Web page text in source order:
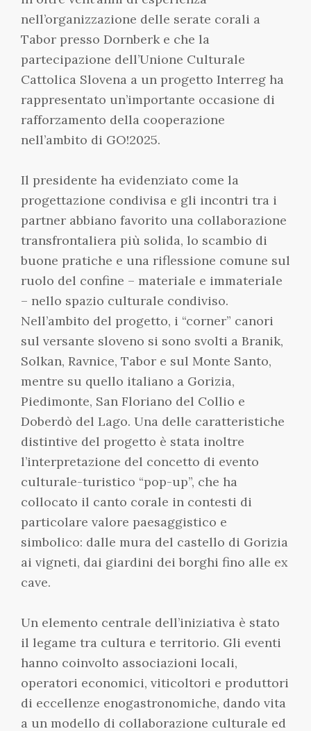
nell’organizzazione delle serate corali a
Tabor presso Dornberk e che la
partecipazione dell’Unione Culturale
Cattolica Slovena a un progetto Interreg ha
rappresentato un’importante occasione di
rafforzamento della cooperazione
nell’ambito di GO!2025.
Il presidente ha evidenziato come la
progettazione condivisa e gli incontri tra i
partner abbiano favorito una collaborazione
transfrontaliera più solida, lo scambio di
buone pratiche e una riflessione comune sul
ruolo del confine – materiale e immateriale
– nello spazio culturale condiviso.
Nell’ambito del progetto, i “corner” canori
sul versante sloveno si sono svolti a Branik,
Solkan, Ravnice, Tabor e sul Monte Santo,
mentre su quello italiano a Gorizia,
Piedimonte, San Floriano del Collio e
Doberdò del Lago. Una delle caratteristiche
distintive del progetto è stata inoltre
l’interpretazione del concetto di evento
culturale-turistico “pop-up”, che ha
collocato il canto corale in contesti di
particolare valore paesaggistico e
simbolico: dalle mura del castello di Gorizia
ai vigneti, dai giardini dei borghi fino alle ex
cave.
Un elemento centrale dell’iniziativa è stato
il legame tra cultura e territorio. Gli eventi
hanno coinvolto associazioni locali,
operatori economici, viticoltori e produttori
di eccellenze enogastronomiche, dando vita
a un modello di collaborazione culturale ed